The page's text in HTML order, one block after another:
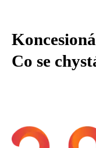
Co se